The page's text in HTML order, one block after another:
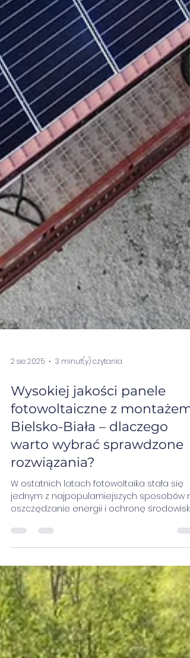
2 sie 2025 3 minut(y) czytania
Wysokiej jakości panele
fotowoltaiczne z montażem
Bielsko-Biała – dlaczego
warto wybrać sprawdzone
oszczędzanie energii i ochronę środowiska.
Mieszkańcy regionu Podbeskidzia coraz
chętniej inwestują w instalacje słoneczne,
które pozwalają znacząco obniżyć rachunki
za prąd.